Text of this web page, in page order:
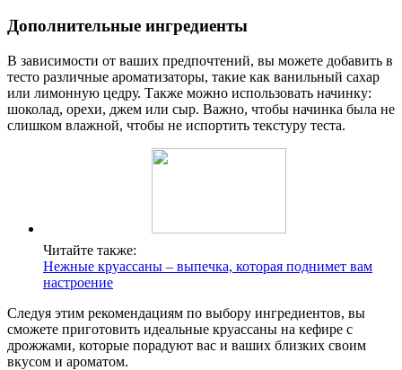
Дополнительные ингредиенты
В зависимости от ваших предпочтений, вы можете добавить в
тесто различные ароматизаторы, такие как ванильный сахар
или лимонную цедру. Также можно использовать начинку:
шоколад, орехи, джем или сыр. Важно, чтобы начинка была не
слишком влажной, чтобы не испортить текстуру теста.
Читайте также:
Нежные круассаны – выпечка, которая поднимет вам
настроение
Следуя этим рекомендациям по выбору ингредиентов, вы
сможете приготовить идеальные круассаны на кефире с
дрожжами, которые порадуют вас и ваших близких своим
вкусом и ароматом.